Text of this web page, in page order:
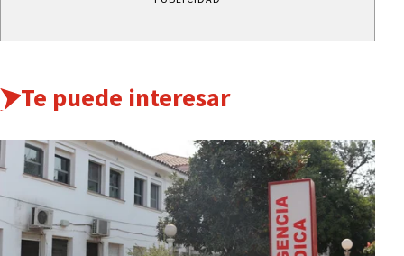
Te puede interesar